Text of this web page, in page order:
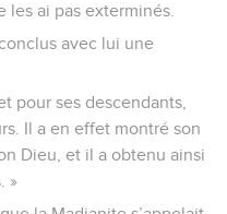
les ai pas exterminés.
avec lui une
pour ses descendants,
Il a en effet montré son
Dieu, et il a obtenu ainsi
»